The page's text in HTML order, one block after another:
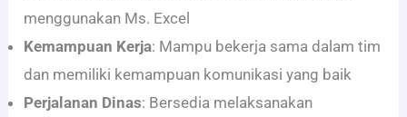
menggunakan Ms. Excel
Kemampuan Kerja: Mampu bekerja sama dalam tim
dan memiliki kemampuan komunikasi yang baik
Perjalanan Dinas: Bersedia melaksanakan